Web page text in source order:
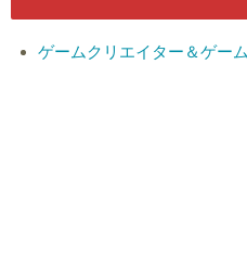
ゲームクリエイター＆ゲー